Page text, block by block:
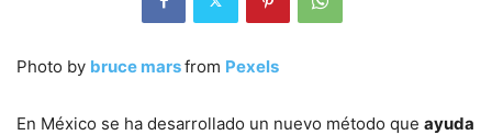
Photo by bruce marsfrom Pexels
En México se ha desarrollado un nuevo método que ayuda